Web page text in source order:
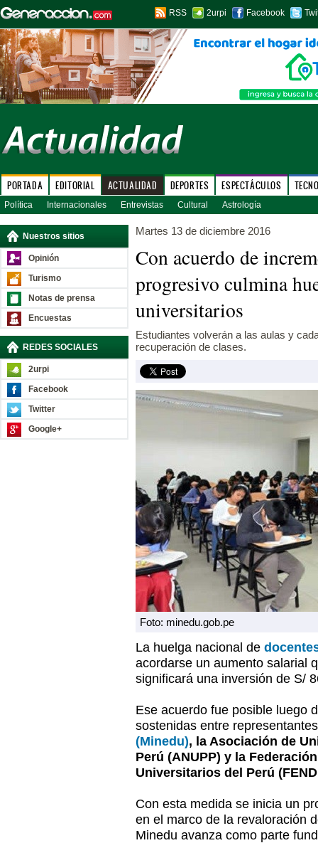
RSS 2urpi Facebook
PORTADA EDITORIAL ACTUALIDAD DEPORTES ESPECTÁCULOS
Política Internacionales Entrevistas Cultural Astrología
Nuestros sitios
Opinión
Turismo
Notas de prensa
Encuestas
REDES SOCIALES
2urpi
Facebook
Twitter
Google+
Martes 13 de diciembre 2016
Con acuerdo de
progresivo culmina
universitarios
Estudiantes volverán a las aulas y
recuperación de clases.
Foto: minedu.gob.pe
La huelga nacional de
acordarse un aumento salarial
significará una inversión de S/
Ese acuerdo fue posible luego
sostenidas entre
(Minedu), la Asociación de
Perú (ANUPP) y la
Universitarios del Perú
Con esta medida se inicia un
en el marco de la revaloración
Minedu avanza como parte